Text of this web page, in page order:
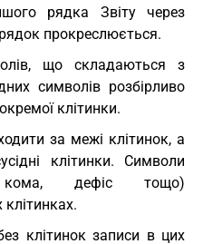
рядка Звіту через
рядок прокреслюється.
що складаються з
символів розбірливо
клітинки.
за межі клітинок, а
клітинки. Символи
кома, дефіс тощо)
клітинок записи в цих